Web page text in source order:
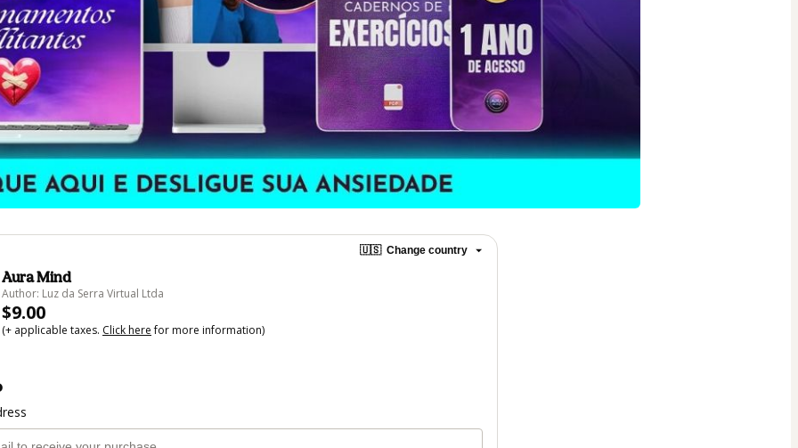
🇺🇸 Change country
Aura Mind
Author: Luz da Serra Virtual Ltda
$9.00
(+ applicable taxes. Click herefor more information)